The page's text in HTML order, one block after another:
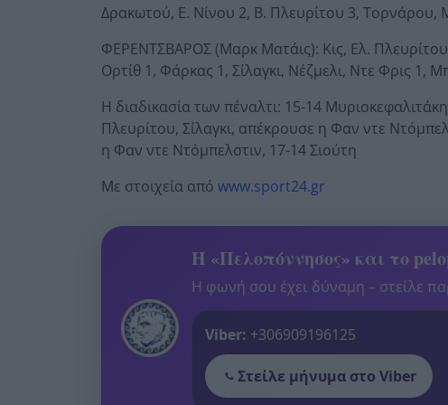
Δρακωτού, Ε. Νίνου 2, Β. Πλευρίτου 3, Τορνάρου,
ΦΕΡΕΝΤΣΒΑΡΟΣ (Μαρκ Ματάις): Κις, Ελ.
Ορτίθ 1, Φάρκας 1, Σίλαγκι, Νέζμελι, Ντε Φρις 1,
Η διαδικασία των πέναλτι: 15-14
Πλευρίτου, Σίλαγκι, απέκρουσε η Φαν ντε
η Φαν ντε Ντόμπελστιν, 17-14 Σιούτη
Με στοιχεία απόwww.sport24.gr
Η «Πελοπόννησος» και το
Η φωνή σου έχει δύναμη – στείλε
Viber: +306909196125
Στείλε μήνυμα στο Viber